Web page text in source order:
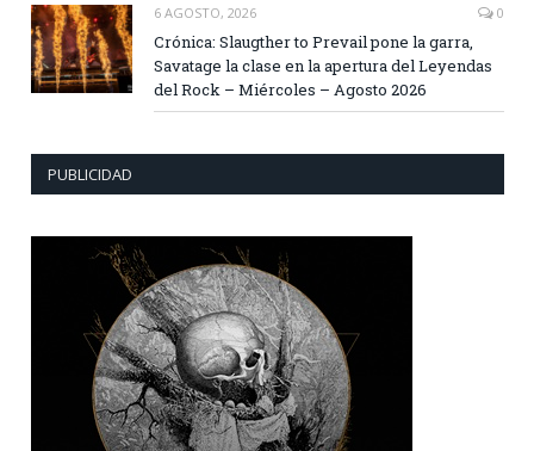
6 AGOSTO, 2026 0
Crónica: Slaugther to Prevail pone la garra,
Savatage la clase en la apertura del Leyendas
del Rock – Miércoles – Agosto 2026
PUBLICIDAD